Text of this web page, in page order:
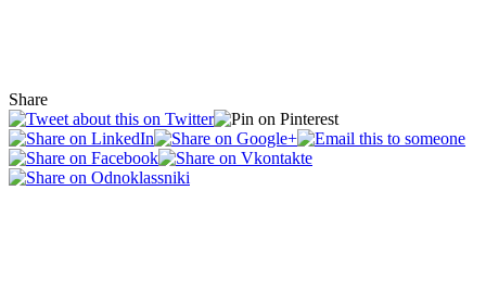
Share